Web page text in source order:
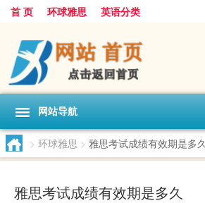
首 页 环球雅思 英语分类
网站导航
> 环球雅思 > 雅思考试成绩有效期是多久
雅思考试成绩有效期是多久